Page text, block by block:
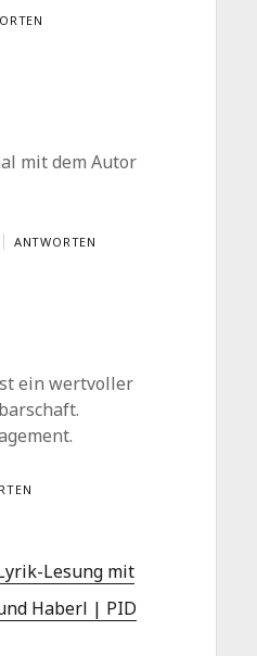
mit dem Autor
ANTWORTEN
ein wertvoller
Lesung mit
Haberl | PID